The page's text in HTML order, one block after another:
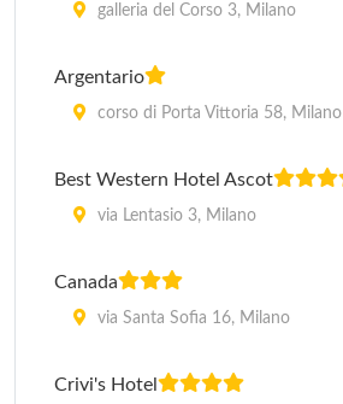
galleria del Corso 3, Milano
Argentario
corso di Porta Vittoria 58, Milano
Best Western Hotel Ascot
via Lentasio 3, Milano
Canada
via Santa Sofia 16, Milano
Crivi's Hotel